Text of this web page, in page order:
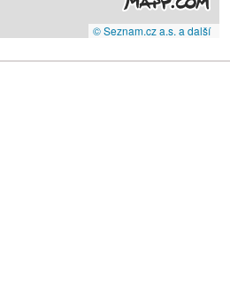
© Seznam.cz a.s. a další